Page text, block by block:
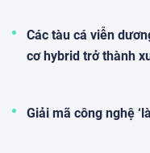
Các tàu cá viễn
cơ hybrid trở thành
Giải mã công nghệ